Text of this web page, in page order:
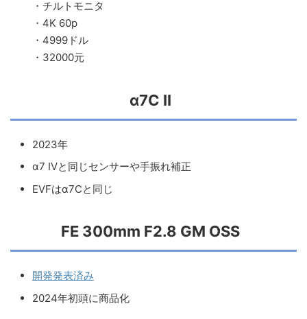
・チルトモニタ
・4K 60p
・4999ドル
・32000元
α7C II
2023年
α7 IVと同じセンサーや手振れ補正
EVFはα7Cと同じ
FE 300mm F2.8 GM OSS
開発発表済み
2024年初頭に商品化